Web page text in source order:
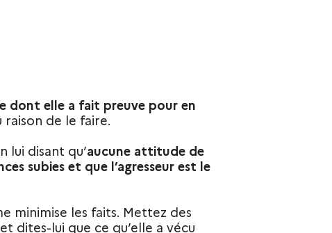
dont elle a fait preuve pour en
raison de le faire.
lui disant qu’aucune attitude de
subies et que l’agresseur est le
minimise les faits. Mettez des
dites-lui que ce qu’elle a vécu